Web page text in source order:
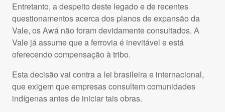
Entretanto, a despeito deste legado e de recentes
questionamentos acerca dos planos de expansão da
Vale, os Awá não foram devidamente consultados. A
Vale já assume que a ferrovia é inevitável e está
oferecendo compensação à tribo.
Esta decisão vai contra a lei brasileira e internacional,
que exigem que empresas consultem comunidades
indígenas antes de iniciar tais obras.